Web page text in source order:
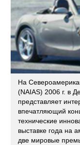
На
(NAIAS) 2006 г. в
представляет
впечатляющий
технические
выставке года на
две мировые